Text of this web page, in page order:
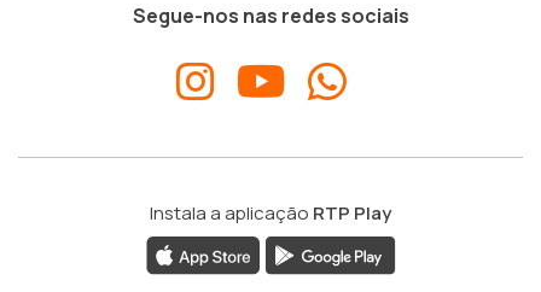
Segue-nos nas redes sociais
Instala a aplicação RTP Play